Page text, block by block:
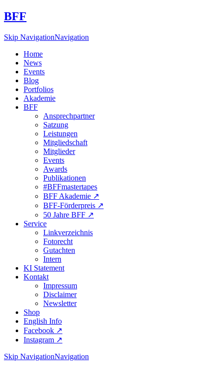
BFF
Skip NavigationNavigation
Home
News
Events
Blog
Portfolios
Akademie
BFF
Ansprechpartner
Satzung
Leistungen
Mitgliedschaft
Mitglieder
Events
Awards
Publikationen
#BFFmastertapes
BFF Akademie ↗︎
BFF-Förderpreis ↗︎
50 Jahre BFF ↗︎
Service
Linkverzeichnis
Fotorecht
Gutachten
Intern
KI Statement
Kontakt
Impressum
Disclaimer
Newsletter
Shop
English Info
Facebook ↗︎
Instagram ↗︎
Skip NavigationNavigation